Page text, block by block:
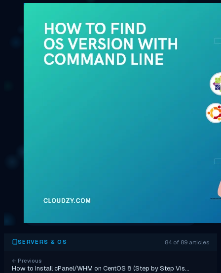
SERVERS & OS 84 of 89 articles
← Previous
How to Install cPanel/WHM on CentOS 8 (Step by Step Vis…